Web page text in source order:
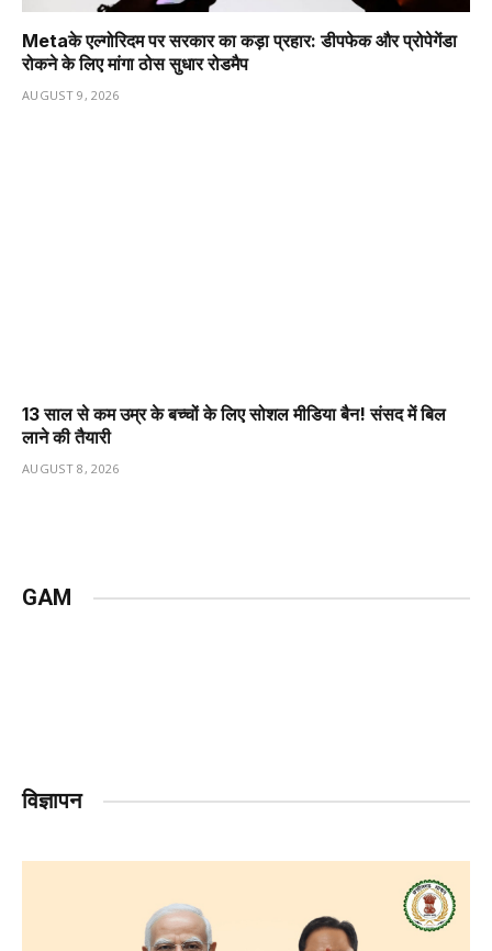
Metaके एल्गोरिदम पर सरकार का कड़ा प्रहार: डीपफेक और प्रोपेगेंडा
रोकने के लिए मांगा ठोस सुधार रोडमैप
AUGUST 9, 2026
13 साल से कम उम्र के बच्चों के लिए सोशल मीडिया बैन! संसद में बिल
लाने की तैयारी
AUGUST 8, 2026
GAM
विज्ञापन